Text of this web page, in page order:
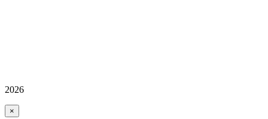
2026
×